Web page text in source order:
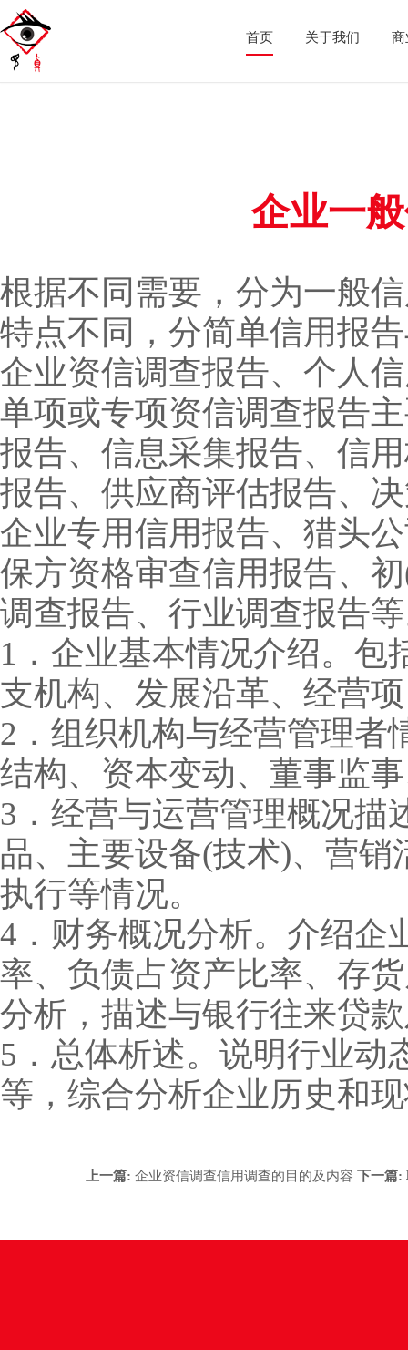
首页 关于我们 商
企业一
根据不同需要，分为一般
特点不同，分简单信用报
企业资信调查报告、个人
单项或专项资信调查报告
报告、信息采集报告、信
报告、供应商评估报告、
企业专用信用报告、猎头
保方资格审查信用报告、
调查报告、行业调查报告
1．企业基本情况介绍。包
支机构、发展沿革、经营
2．组织机构与经营管理者
结构、资本变动、董事监
3．经营与运营管理概况描
品、主要设备(技术)、营
执行等情况。
4．财务概况分析。介绍企
率、负债占资产比率、存
分析，描述与银行往来贷
5．总体析述。说明行业动
等，综合分析企业历史和
上一篇: 企业资信调查信用调查的目的及内容 下一篇: